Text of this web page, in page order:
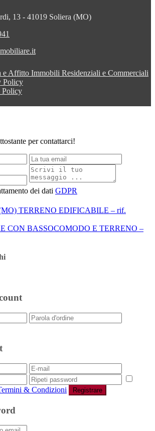
13 - 41019 Soliera (MO)
e Affitto Immobili Residenziali e Commerciali
Policy
Policy
per contattarci!
dei dati GDPR
TERRENO EDIFICABILE – rif.
CON BASSOCOMODO E TERRENO –
& Condizioni Registrare